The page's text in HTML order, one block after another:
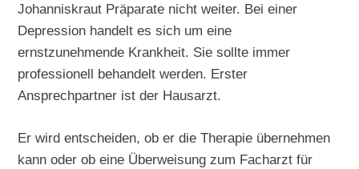
Johanniskraut Präparate nicht weiter. Bei einer
Depression handelt es sich um eine
ernstzunehmende Krankheit. Sie sollte immer
professionell behandelt werden. Erster
Ansprechpartner ist der Hausarzt.
Er wird entscheiden, ob er die Therapie übernehmen
kann oder ob eine Überweisung zum Facharzt für